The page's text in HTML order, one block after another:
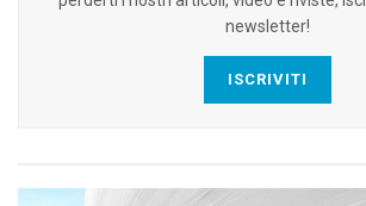
newsletter!
ISCRIVITI